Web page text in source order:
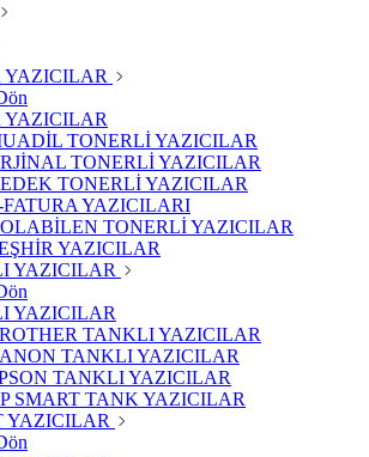
YAZICILAR
YAZICILAR
TONERLİ YAZICILAR
TONERLİ YAZICILAR
TONERLİ YAZICILAR
FATURA YAZICILARI
TONERLİ YAZICILAR
YAZICILAR
YAZICILAR
YAZICILAR
TANKLI YAZICILAR
TANKLI YAZICILAR
TANKLI YAZICILAR
SMART TANK YAZICILAR
YAZICILAR